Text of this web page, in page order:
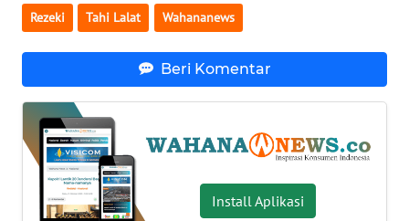
Rezeki Tahi Lalat Wahananews
Beri Komentar
Install Aplikasi
WN
BABEL
WN
SUMSEL
WN